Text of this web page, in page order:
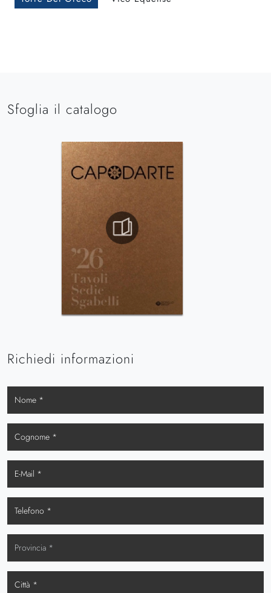
Sfoglia il catalogo
Richiedi informazioni